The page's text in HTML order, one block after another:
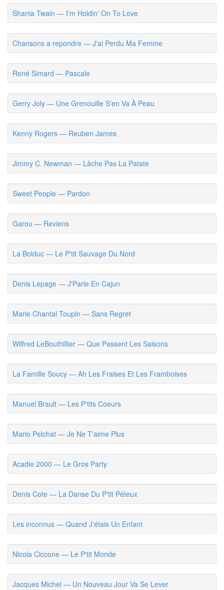
Shania Twain — I'm Holdin' On To Love
Chansons a repondre — J'ai Perdu Ma Femme
René Simard — Pascale
Gerry Joly — Une Grenouille S'en Va À Peau
Kenny Rogers — Reuben James
Jimmy C. Newman — Lâche Pas La Patate
Sweet People — Pardon
Garou — Reviens
La Bolduc — Le P'tit Sauvage Du Nord
Denis Lepage — J'Parle En Cajun
Marie Chantal Toupin — Sans Regret
Wilfred LeBouthillier — Que Passent Les Saisons
La Famille Soucy — Ah Les Fraises Et Les Framboises
Manuel Brault — Les P'tits Coeurs
Mario Pelchat — Je Ne T'aime Plus
Acadie 2000 — Le Gros Party
Denis Cote — La Danse Du P'tit Péteux
Les inconnus — Quand J'étais Un Enfant
Nicola Ciccone — Le P'tit Monde
Jacques Michel — Un Nouveau Jour Va Se Lever